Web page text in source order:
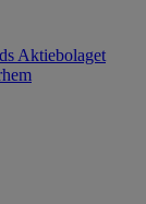
Aktiebolaget